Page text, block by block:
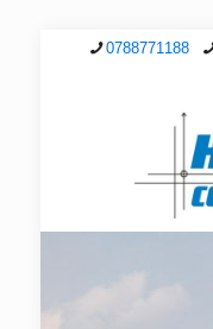
0788771188